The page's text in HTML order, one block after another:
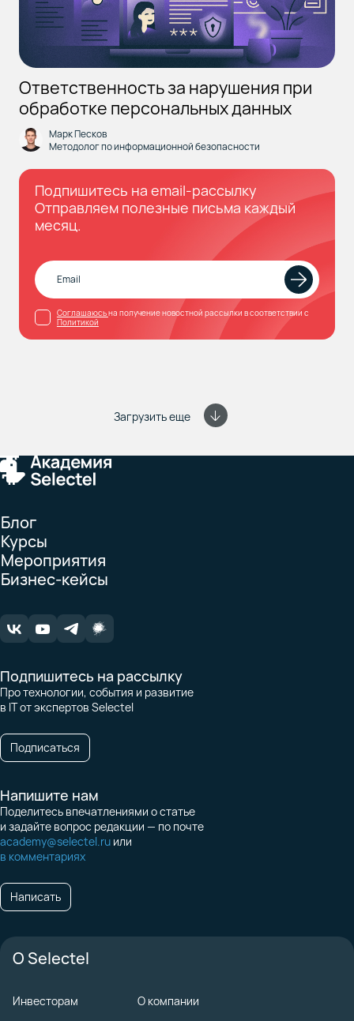
Ответственность за нарушения при
обработке персональных данных
Марк Песков
Методолог по информационной безопасности
Подпишитесь на email-рассылку
Отправляем полезные письма каждый
месяц.
Соглашаюсьна получение новостной рассылки в соответствии с
Политикой
Загрузить еще
Блог
Курсы
Мероприятия
Бизнес-кейсы
Подпишитесь на рассылку
Про технологии, события и развитие
в IT от экспертов Selectel
Подписаться
Напишите нам
Поделитесь впечатлениями о статье
и задайте вопрос редакции — по почте
academy@selectel.ru или
в комментариях
Написать
О Selectel
Инвесторам О компании